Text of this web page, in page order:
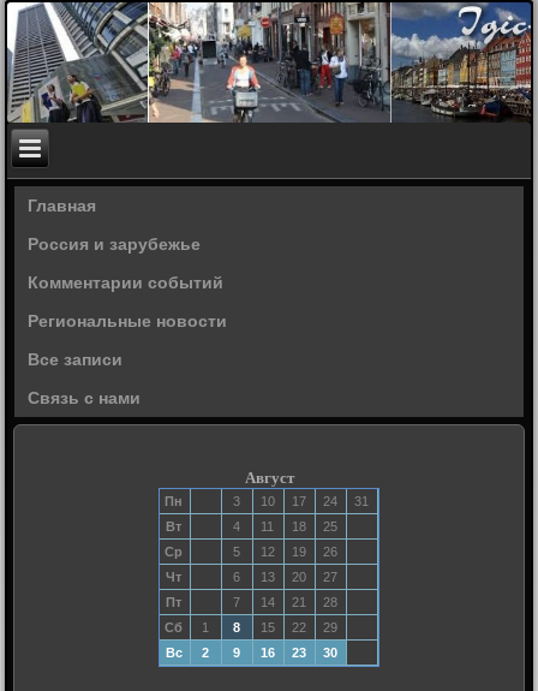
Главная
Россия и зарубежье
Комментарии событий
Региональные новости
Все записи
Связь с нами
Август
Пн 3 10 17 24
31
Вт
4 11 18
25
Ср
5 12 19
26
Чт
6 13 20
27
Пт
7 14 21
28
Сб
1 8 15 22
29
Вс
2 9 16 23 30